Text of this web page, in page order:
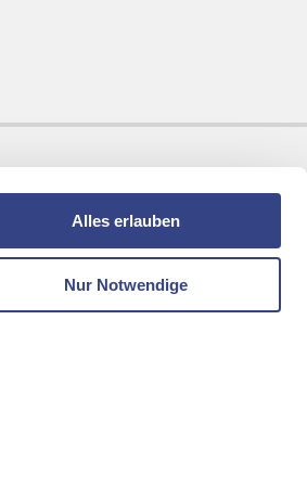
Alles erlauben
Nur Notwendige